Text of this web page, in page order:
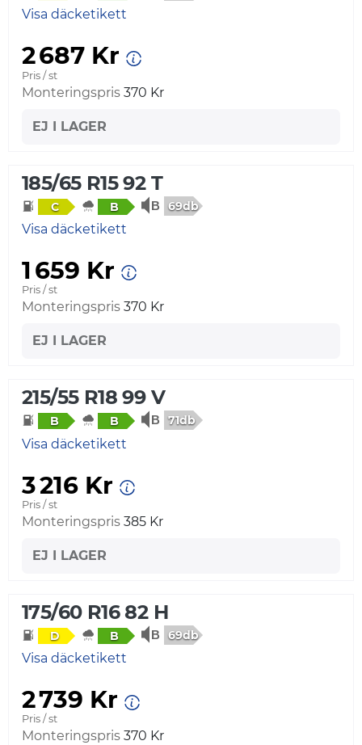
Visa däcketikett
2 687 Kr
Pris / st
Monteringspris 370 Kr
EJ I LAGER
185/65 R15 92 T
C B 69db
Visa däcketikett
1 659 Kr
Pris / st
Monteringspris 370 Kr
EJ I LAGER
215/55 R18 99 V
B B 71db
Visa däcketikett
3 216 Kr
Pris / st
Monteringspris 385 Kr
EJ I LAGER
175/60 R16 82 H
D B 69db
Visa däcketikett
2 739 Kr
Pris / st
Monteringspris 370 Kr